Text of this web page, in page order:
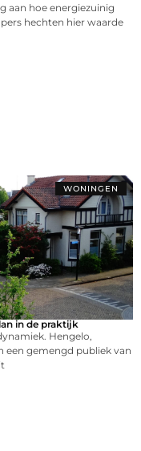
aan hoe energiezuinig
hechten hier waarde
WONINGEN
in de praktijk
Hengelo,
een gemengd publiek van